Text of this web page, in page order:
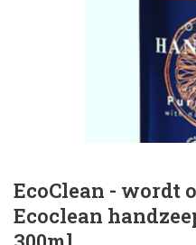
EcoClean - wordt
Ecoclean